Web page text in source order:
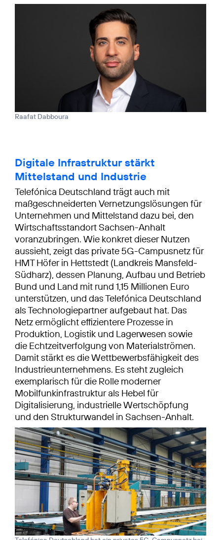
Raafat Dabboura
Digitale Infrastruktur stärkt
Mittelstand und Industrie
Telefónica Deutschland trägt auch mit
maßgeschneiderten Vernetzungs­lösungen für
Unternehmen und Mittelstand dazu bei, den
Wirtschaftsstandort Sachsen-Anhalt
voranzubringen. Wie konkret dieser Nutzen
aussieht, zeigt das private 5G-Campusnetz für
HMT Höfer in Hettstedt (Landkreis Mansfeld-
Südharz), dessen Planung, Aufbau und Betrieb
Bund und Land mit rund 1,15 Millionen Euro
unterstützen, und das Telefónica Deutschland
als Technologiepartner aufgebaut hat. Das
Netz ermöglicht effizientere Prozesse in
Produktion, Logistik und Lagerwesen sowie
die Echtzeitverfolgung von Materialströmen.
Damit stärkt es die Wettbewerbsfähigkeit des
Industrieunternehmens. Es steht zugleich
exemplarisch für die Rolle moderner
Mobilfunkinfrastruktur als Hebel für
Digitalisierung, industrielle Wertschöpfung
und den Strukturwandel in Sachsen-Anhalt.